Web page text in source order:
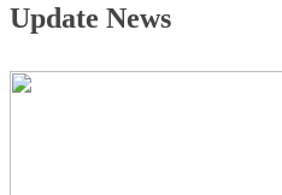
Update News